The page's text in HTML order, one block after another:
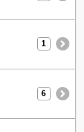
1
6